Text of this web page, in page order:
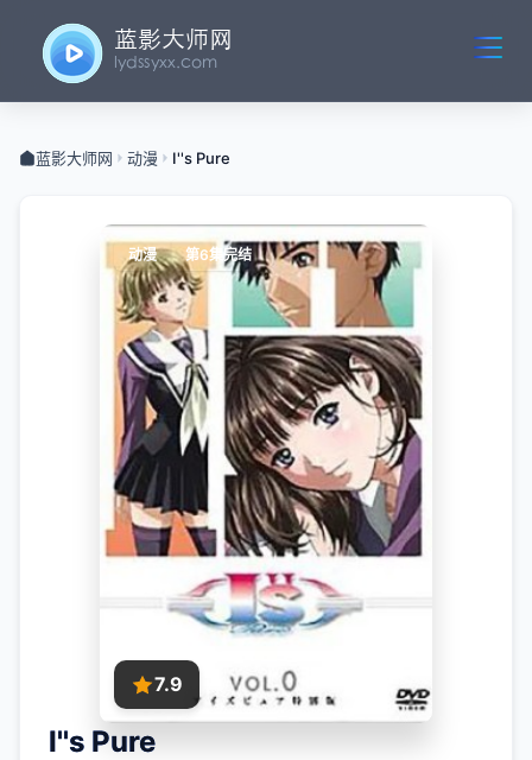
蓝影大师网 动漫 I''s Pure
动漫 第6集完结
7.9
I''s Pure